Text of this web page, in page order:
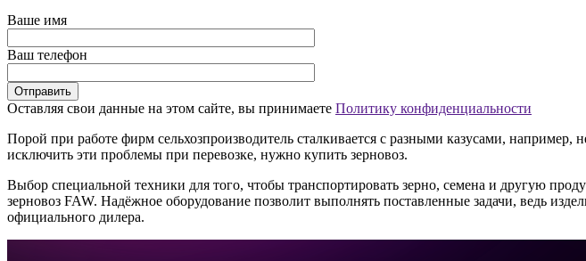
Ваше имя
Ваш телефон
Оставляя свои данные на этом сайте, вы принимаете Политику конфиденциальности
Порой при работе фирм сельхозпроизводитель сталкивается с разными казусами,
исключить эти проблемы при перевозке, нужно купить зерновоз.
Выбор специальной техники для того, чтобы транспортировать зерно, семена и другую
зерновоз FAW. Надёжное оборудование позволит выполнять поставленные задачи, ведь
официального дилера.